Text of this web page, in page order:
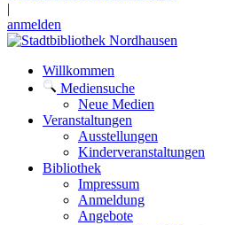
|
anmelden
Willkommen
Mediensuche
Neue Medien
Veranstaltungen
Ausstellungen
Kinderveranstaltungen
Bibliothek
Impressum
Anmeldung
Angebote